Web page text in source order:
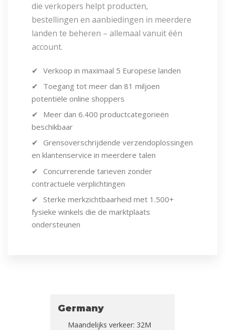
die verkopers helpt producten,
bestellingen en aanbiedingen in meerdere
landen te beheren – allemaal vanuit één
account.
Verkoop in maximaal 5 Europese landen
Toegang tot meer dan 81 miljoen
potentiële online shoppers
Meer dan 6.400 productcategorieën
beschikbaar
Grensoverschrijdende verzendoplossingen
en klantenservice in meerdere talen
Concurrerende tarieven zonder
contractuele verplichtingen
Sterke merkzichtbaarheid met 1.500+
fysieke winkels die de marktplaats
ondersteunen
Germany
Maandelijks verkeer: 32M